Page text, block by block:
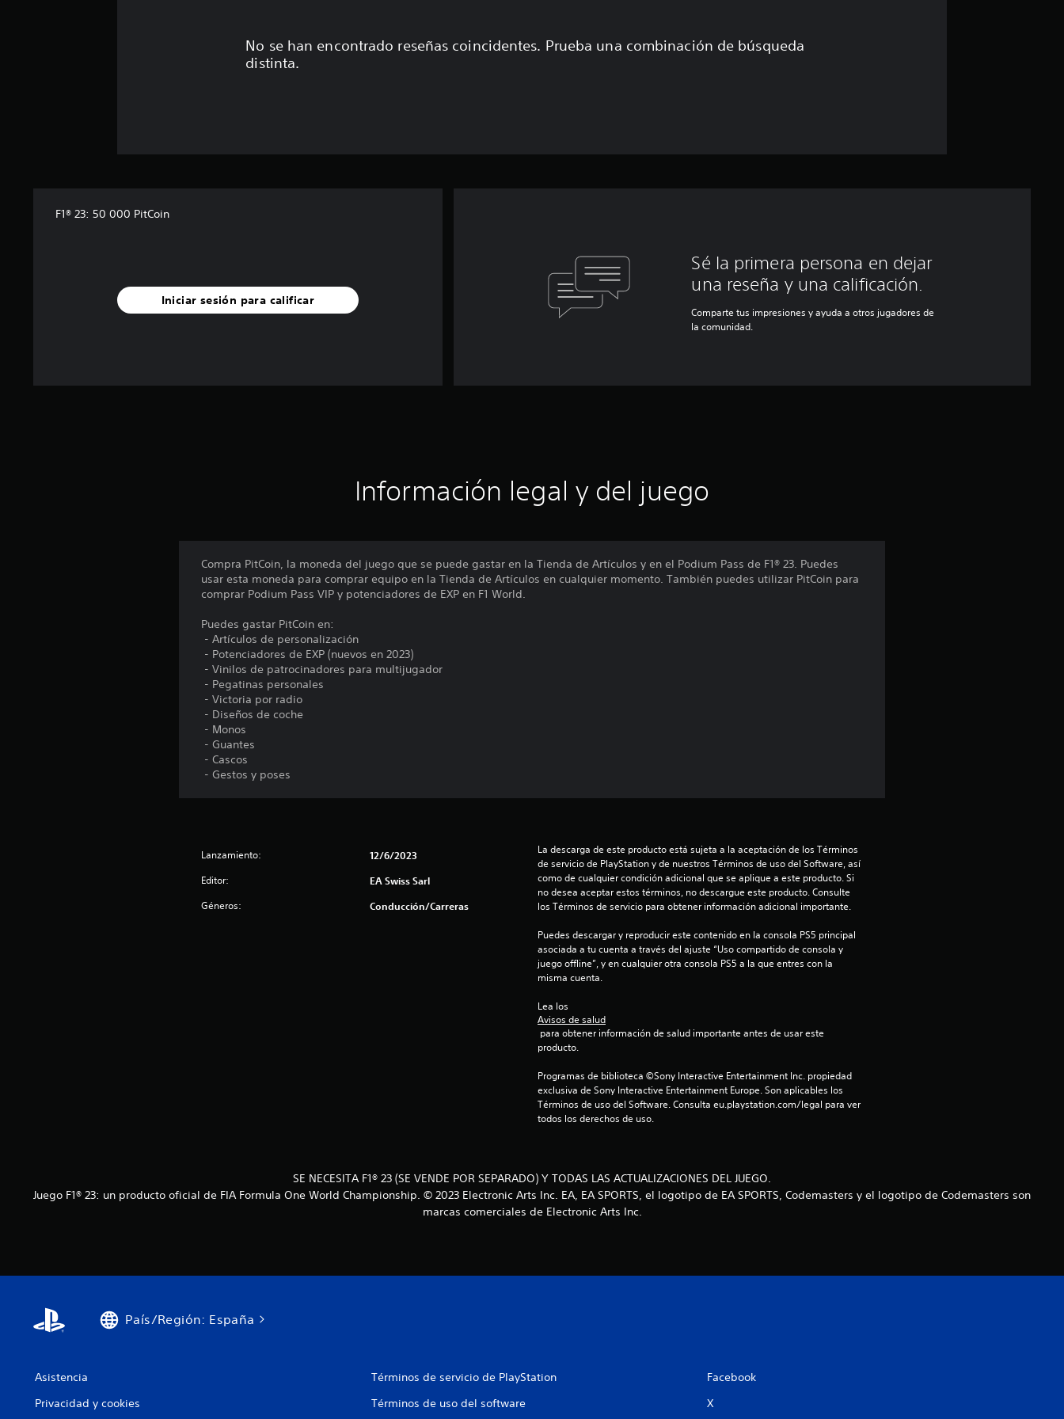
No se han encontrado reseñas coincidentes. Prueba una combinación de búsqueda
distinta.
F1® 23: 50 000 PitCoin
Iniciar sesión para calificar
Sé la primera persona en dejar
una reseña y una calificación.
Comparte tus impresiones y ayuda a otros jugadores de
la comunidad.
Información legal y del juego
Compra PitCoin, la moneda del juego que se puede gastar en la Tienda de Artículos y en el Podium Pass de F1® 23. Puedes
usar esta moneda para comprar equipo en la Tienda de Artículos en cualquier momento. También puedes utilizar PitCoin para
comprar Podium Pass VIP y potenciadores de EXP en F1 World.
Puedes gastar PitCoin en:
‎ - Artículos de personalización
‎ - Potenciadores de EXP (nuevos en 2023)
‎ - Vinilos de patrocinadores para multijugador
‎ - Pegatinas personales
‎ - Victoria por radio
‎ - Diseños de coche
‎ - Monos
‎ - Guantes
‎ - Cascos
‎ - Gestos y poses
Lanzamiento: 12/6/2023
Editor: EA Swiss Sarl
Géneros: Conducción/Carreras
La descarga de este producto está sujeta a la aceptación de los Términos
de servicio de PlayStation y de nuestros Términos de uso del Software, así
como de cualquier condición adicional que se aplique a este producto. Si
no desea aceptar estos términos, no descargue este producto. Consulte
los Términos de servicio para obtener información adicional importante.
Puedes descargar y reproducir este contenido en la consola PS5 principal
asociada a tu cuenta a través del ajuste “Uso compartido de consola y
juego offline”, y en cualquier otra consola PS5 a la que entres con la
misma cuenta.
Lea los
Avisos de salud
producto.
Programas de biblioteca ©Sony Interactive Entertainment Inc. propiedad
exclusiva de Sony Interactive Entertainment Europe. Son aplicables los
Términos de uso del Software. Consulta eu.playstation.com/legal para ver
todos los derechos de uso.
SE NECESITA F1® 23 (SE VENDE POR SEPARADO) Y TODAS LAS ACTUALIZACIONES DEL JUEGO.
Juego F1® 23: un producto oficial de FIA Formula One World Championship. © 2023 Electronic Arts Inc. EA, EA SPORTS, el logotipo de EA SPORTS, Codemasters y el logotipo de Codemasters son
marcas comerciales de Electronic Arts Inc.
País/Región: España
Asistencia
Privacidad y cookies
Términos de servicio de PlayStation
Términos de uso del software
Facebook
X